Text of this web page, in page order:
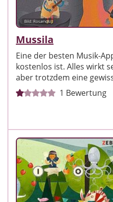
Bild: Rosamosi
Mussila
Eine der besten Musik-
kostenlos ist. Alles wirkt
aber trotzdem eine
1 Bewertung